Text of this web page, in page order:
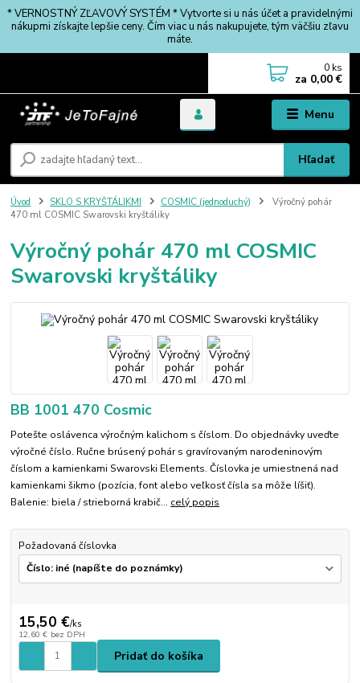
* VERNOSTNÝ ZĽAVOVÝ SYSTÉM * Vytvorte si u nás účet a pravidelnými
nákupmi získajte lepšie ceny. Čím viac u nás nakupujete, tým väčšiu zľavu
máte.
Menu
Hľadať
0 ks
za 0,00 €
Úvod SKLO S KRYŠTÁLIKMI COSMIC (jednoduchý)
Výročný pohár
470 ml COSMIC Swarovski kryštáliky
Výročný pohár 470 ml COSMIC
Swarovski kryštáliky
BB 1001 470 Cosmic
Potešte oslávenca výročným kalichom s číslom. Do objednávky uveďte
výročné číslo. Ručne brúsený pohár s gravírovaným narodeninovým
číslom a kamienkami Swarovski Elements. Číslovka je umiestnená nad
kamienkami šikmo (pozícia, font alebo veľkosť čísla sa môže líšiť).
Balenie: biela / strieborná krabič... celý popis
Požadovaná číslovka
15,50 €/ks
12,60 € bez DPH
Pridať do košíka